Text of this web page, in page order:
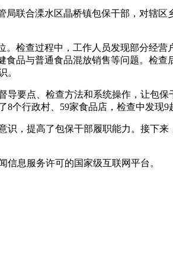
联合溧水区晶桥镇包保干部，对辖区
检查过程中，工作人员发现部分经营
品与普通食品混放销售等问题。检
。
要点、检查方法和系统操作，让包保
个行政村、59家食品店，检查中发现9
，提高了包保干部履职能力。接下来
息服务许可的国家级互联网平台。